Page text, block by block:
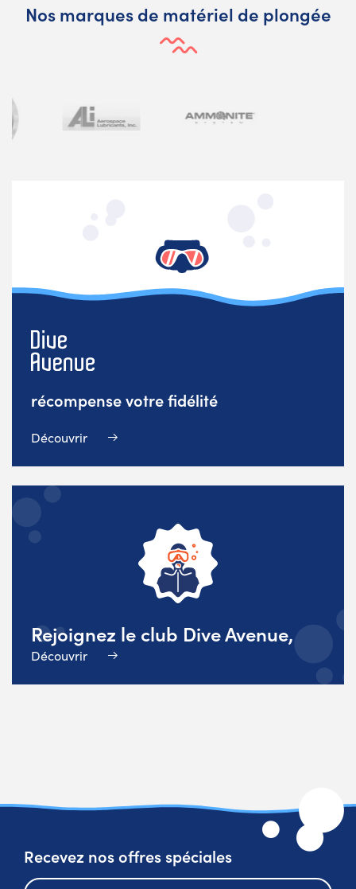
Nos marques de matériel de plongée
récompense votre fidélité
Découvrir
Rejoignez le club Dive Avenue,
Découvrir
Recevez nos offres spéciales